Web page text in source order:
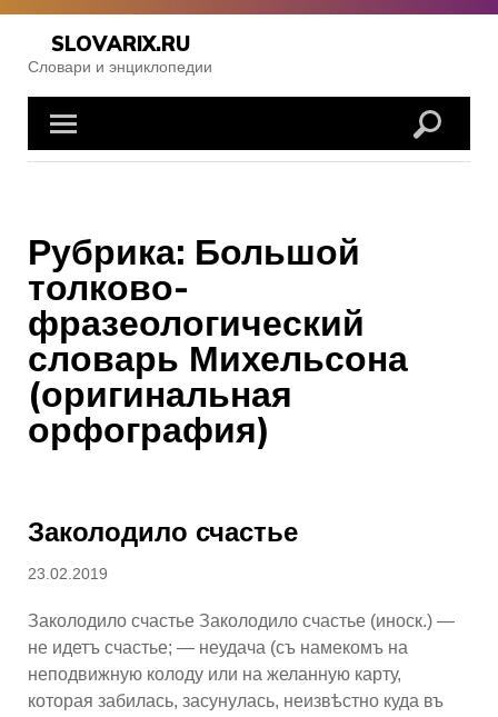
Skip
content
SLOVARIX.RU
Словари и энциклопедии
Рубрика: Большой
толково-
фразеологический
словарь Михельсона
(оригинальная
орфография)
Заколодило счастье
Posted
23.02.2019
Заколодило счастье Заколодило счастье (иноск.) —
не идетъ счастье; — неудача (съ намекомъ на
неподвижную колоду или на желанную карту,
которая забилась, засунулась, неизвѣстно куда въ